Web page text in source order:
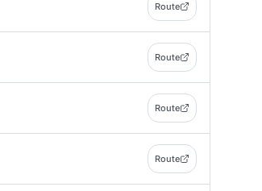
Route
Route
Route
Route